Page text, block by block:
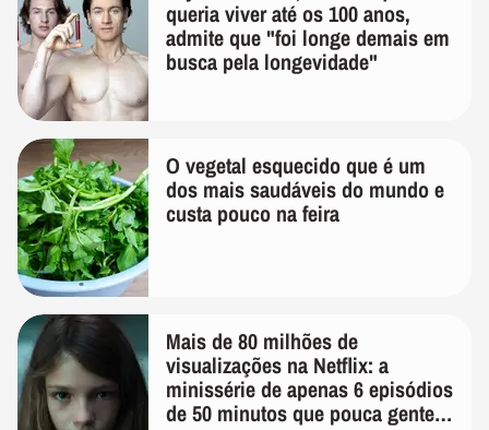
queria viver até os 100 anos,
admite que "foi longe demais em
busca pela longevidade"
O vegetal esquecido que é um
dos mais saudáveis do mundo e
custa pouco na feira
Mais de 80 milhões de
visualizações na Netflix: a
minissérie de apenas 6 episódios
de 50 minutos que pouca gente